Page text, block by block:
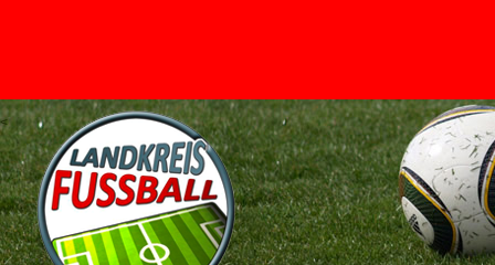
<